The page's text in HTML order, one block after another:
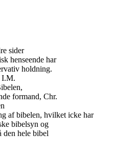
sider
henseende har
holdning.
I.M.
formand, Chr.
af bibelen, hvilket icke har
bibelsyn og
den hele bibel